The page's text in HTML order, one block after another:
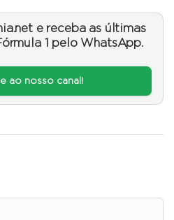
e receba as últimas
1 pelo WhatsApp.
ao nosso canal!